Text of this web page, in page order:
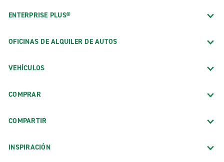
ENTERPRISE PLUS®
OFICINAS DE ALQUILER DE AUTOS
VEHÍCULOS
COMPRAR
COMPARTIR
INSPIRACIÓN